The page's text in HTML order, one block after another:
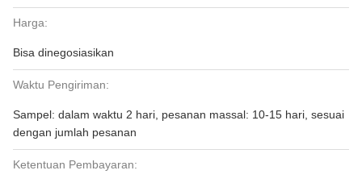
Harga:
Bisa dinegosiasikan
Waktu Pengiriman:
Sampel: dalam waktu 2 hari, pesanan massal: 10-15 hari, sesuai
dengan jumlah pesanan
Ketentuan Pembayaran: